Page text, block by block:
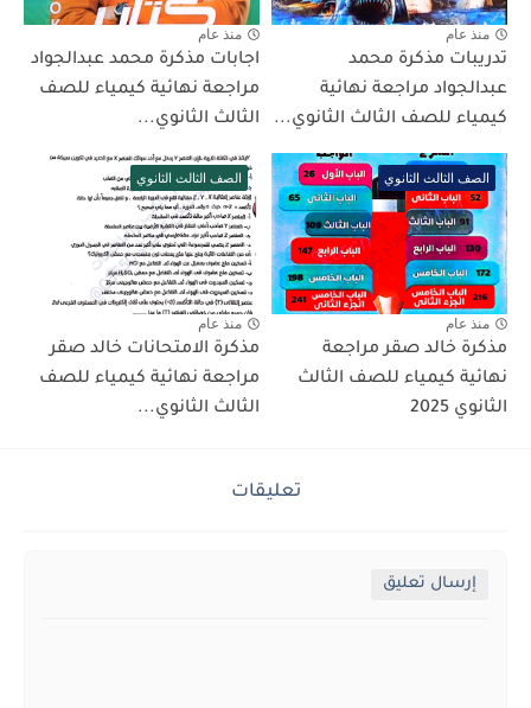
منذ عام
تدريبات مذكرة محمد
عبدالجواد مراجعة نهائية
كيمياء للصف الثالث الثانوي...
منذ عام
اجابات مذكرة محمد عبدالجواد
مراجعة نهائية كيمياء للصف
الثالث الثانوي...
الصف الثالث الثانوي
منذ عام
مذكرة خالد صقر مراجعة
نهائية كيمياء للصف الثالث
الثانوي 2025
الصف الثالث الثانوي
منذ عام
مذكرة الامتحانات خالد صقر
مراجعة نهائية كيمياء للصف
الثالث الثانوي...
تعليقات
إرسال تعليق